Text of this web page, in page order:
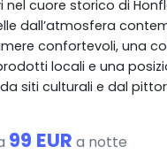
nel cuore storico di
dall’atmosfera
confortevoli, una
locali e una
siti culturali e dal
99 EUR a notte